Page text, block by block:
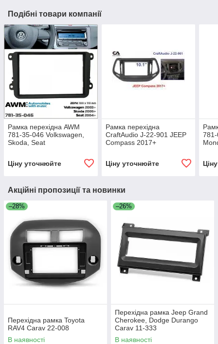
Подібні товари компанії
Рамка перехідна AWM
781-35-046 Volkswagen,
Skoda, Seat
Ціну уточнюйте
Рамка перехідна
CraftAudio J-22-901 JEEP
Compass 2017+
Ціну уточнюйте
Акційні пропозиції та новинки
–28%
Перехідна рамка Toyota
RAV4 Carav 22-008
В наявності
–26%
Перехідна рамка Jeep Grand
Cherokee, Dodge Durango
Carav 11-333
В наявності